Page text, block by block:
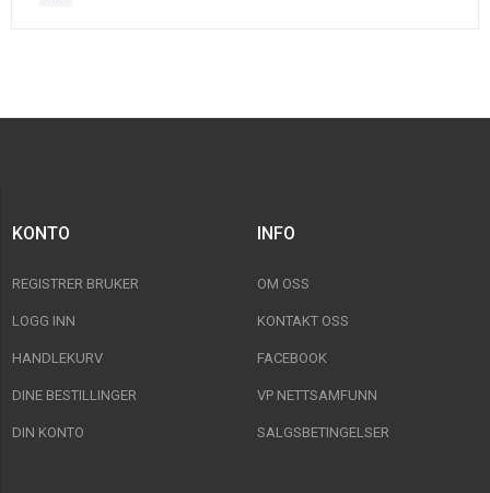
KONTO
REGISTRER BRUKER
LOGG INN
HANDLEKURV
DINE BESTILLINGER
DIN KONTO
INFO
OM OSS
KONTAKT OSS
FACEBOOK
VP NETTSAMFUNN
SALGSBETINGELSER